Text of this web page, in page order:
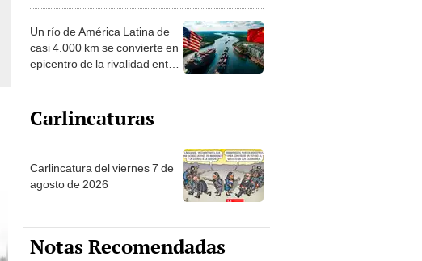
Un río de América Latina de
casi 4.000 km se convierte en
epicentro de la rivalidad entre
y exportaciones
Carlincaturas
Carlincatura del viernes 7 de
agosto de 2026
Notas Recomendadas